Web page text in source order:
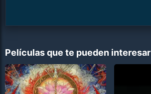
Películas que te pueden interesar